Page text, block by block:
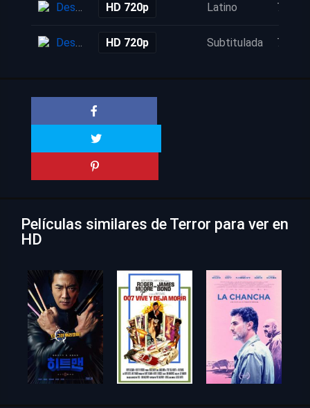
Descarga HD 720p Latino 7 años
Descarga HD 720p Subtitulada 7 años
Películas similares de Terror para ver en
HD